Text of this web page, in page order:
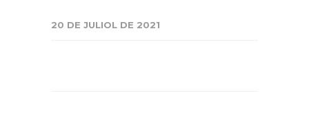
20 DE JULIOL DE 2021